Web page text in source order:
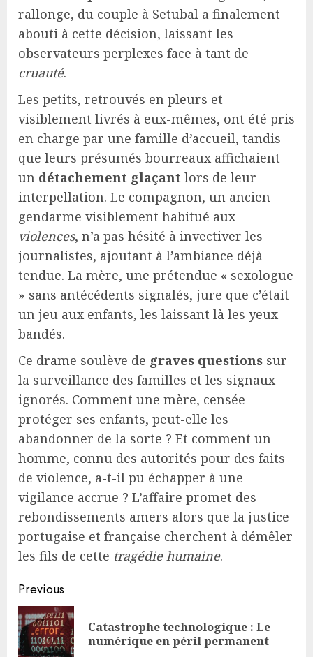
rallonge, du couple à Setubal a finalement
abouti à cette décision, laissant les
observateurs perplexes face à tant de
cruauté.
Les petits, retrouvés en pleurs et
visiblement livrés à eux-mêmes, ont été pris
en charge par une famille d’accueil, tandis
que leurs présumés bourreaux affichaient
un détachement glaçant lors de leur
interpellation. Le compagnon, un ancien
gendarme visiblement habitué aux
violences, n’a pas hésité à invectiver les
journalistes, ajoutant à l’ambiance déjà
tendue. La mère, une prétendue « sexologue
» sans antécédents signalés, jure que c’était
un jeu aux enfants, les laissant là les yeux
bandés.
Ce drame soulève de graves questions sur
la surveillance des familles et les signaux
ignorés. Comment une mère, censée
protéger ses enfants, peut-elle les
abandonner de la sorte ? Et comment un
homme, connu des autorités pour des faits
de violence, a-t-il pu échapper à une
vigilance accrue ? L’affaire promet des
rebondissements amers alors que la justice
portugaise et française cherchent à démêler
les fils de cette tragédie humaine.
Continue
Reading
Previous
Catastrophe technologique : Le
numérique en péril permanent